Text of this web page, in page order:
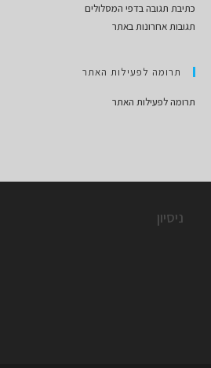
כתיבת תגובה בדפי המסלולים
תגובות אחרונות באתר
תרומה לפעילות האתר
תרומה לפעילות האתר
ניסיון